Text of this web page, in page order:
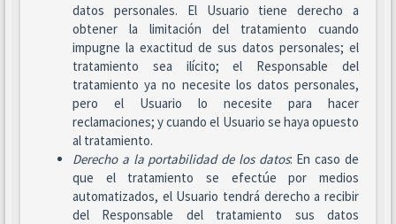
datos personales. El Usuario tiene derecho a
obtener la limitación del tratamiento cuando
impugne la exactitud de sus datos personales; el
tratamiento sea ilícito; el Responsable del
tratamiento ya no necesite los datos personales,
pero el Usuario lo necesite para hacer
reclamaciones; y cuando el Usuario se haya opuesto
al tratamiento.
Derecho a la portabilidad de los datos: En caso de
que el tratamiento se efectúe por medios
automatizados, el Usuario tendrá derecho a recibir
del Responsable del tratamiento sus datos